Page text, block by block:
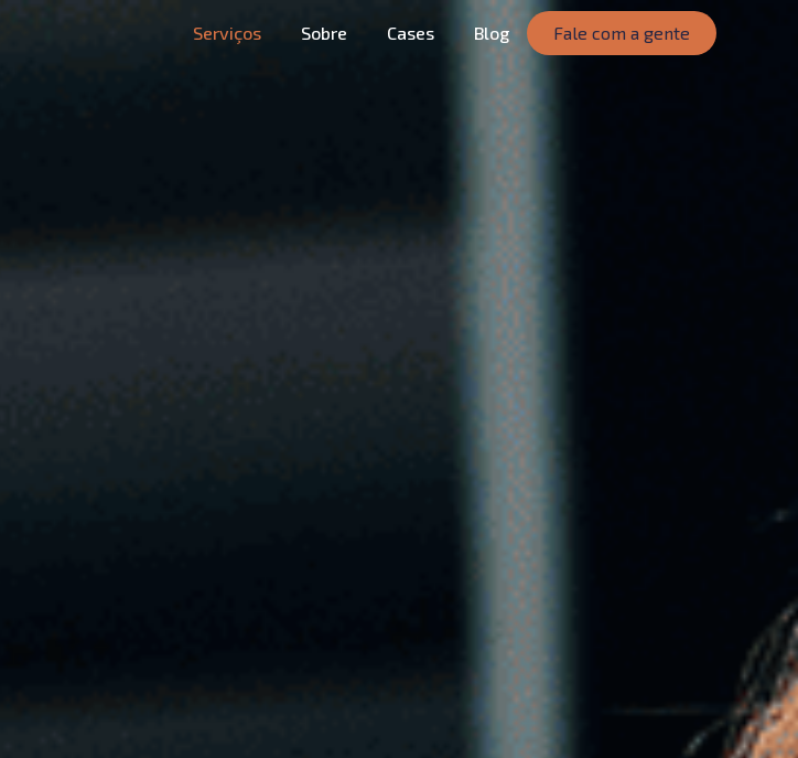
Serviços Sobre Cases Blog Fale com a gente